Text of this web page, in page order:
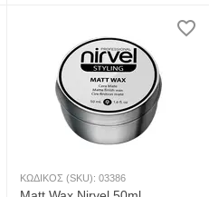
ΚΩΔΙΚΟΣ (SKU): 03386